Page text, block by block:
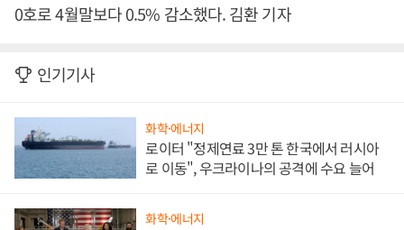
0호로 4월말보다 0.5% 감소했다. 김환 기자
인기기사
화학·에너지
로이터 "정제연료 3만 톤 한국에서 러시아
로 이동", 우크라이나의 공격에 수요 늘어
화학·에너지